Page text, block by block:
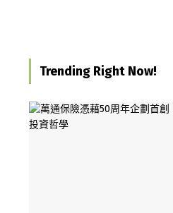
Trending Right Now!